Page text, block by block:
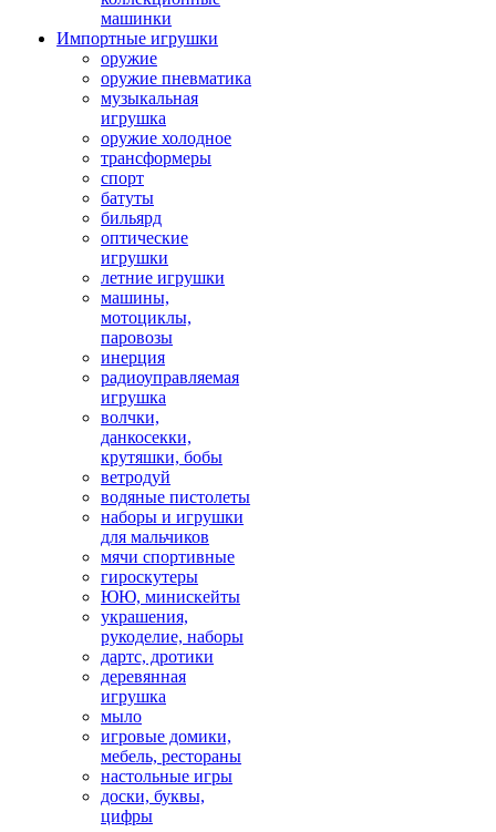
машинки
Импортные игрушки
оружие
оружие пневматика
музыкальная
игрушка
оружие холодное
трансформеры
спорт
батуты
бильярд
оптические
игрушки
летние игрушки
машины,
мотоциклы,
паровозы
инерция
радиоуправляемая
игрушка
волчки,
данкосекки,
крутяшки, бобы
ветродуй
водяные пистолеты
наборы и игрушки
для мальчиков
мячи спортивные
гироскутеры
ЮЮ, минискейты
украшения,
рукоделие, наборы
дартс, дротики
деревянная
игрушка
мыло
игровые домики,
мебель, рестораны
настольные игры
доски, буквы,
цифры